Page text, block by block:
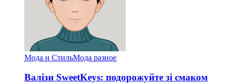
Мода и СтильМода разное
Валізи SweetKeys: подорожуйте зі смаком